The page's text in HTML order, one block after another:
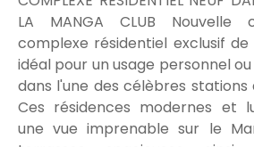
LA MANGA CLUB Nouvelle
complexe résidentiel exclusif
idéal pour un usage personnel
dans l'une des célèbres stations
Ces résidences modernes et
une vue imprenable sur le